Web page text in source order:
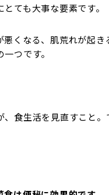
ても大事な要素です。
くなる、肌荒れが起
つです。
食生活を見直すこと